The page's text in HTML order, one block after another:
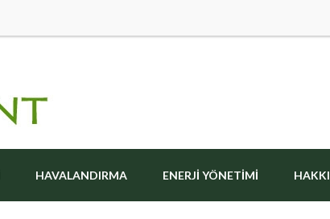
HAVALANDIRMA ENERJI YÖNETIMI